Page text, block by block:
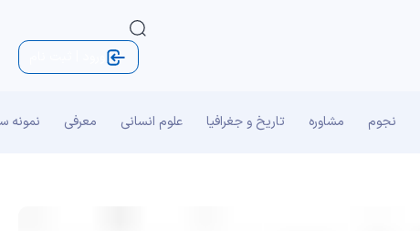
نجوم مشاوره تاریخ و جغرافیا علوم انسانی معرفی نمونه